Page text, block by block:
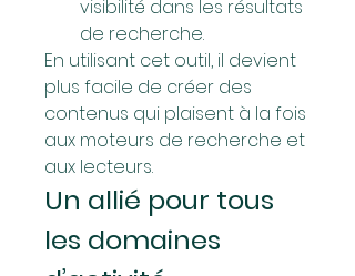
visibilité dans les résultats
de recherche.
En utilisant cet outil, il devient
plus facile de créer des
contenus qui plaisent à la fois
aux moteurs de recherche et
aux lecteurs.
Un allié pour tous
les domaines